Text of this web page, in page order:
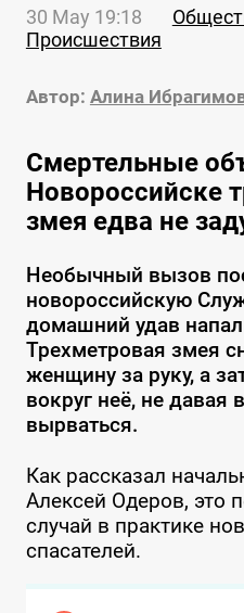
30 May 19:18
Происшествия
Автор: Алина
Смертельные
Новороссийске
змея едва не
Необычный вызов
новороссийскую
домашний удав
Трехметровая змея
женщину за руку, а
вокруг неё, не давая
вырваться.
Как рассказал
Алексей Одеров, это
случай в практике
спасателей.